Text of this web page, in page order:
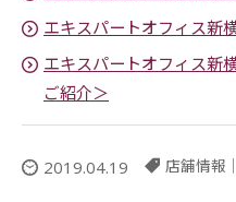
エキスパートオフィス
エキスパートオフィス
ご紹介＞
2019.04.19 店舗情報 ｜